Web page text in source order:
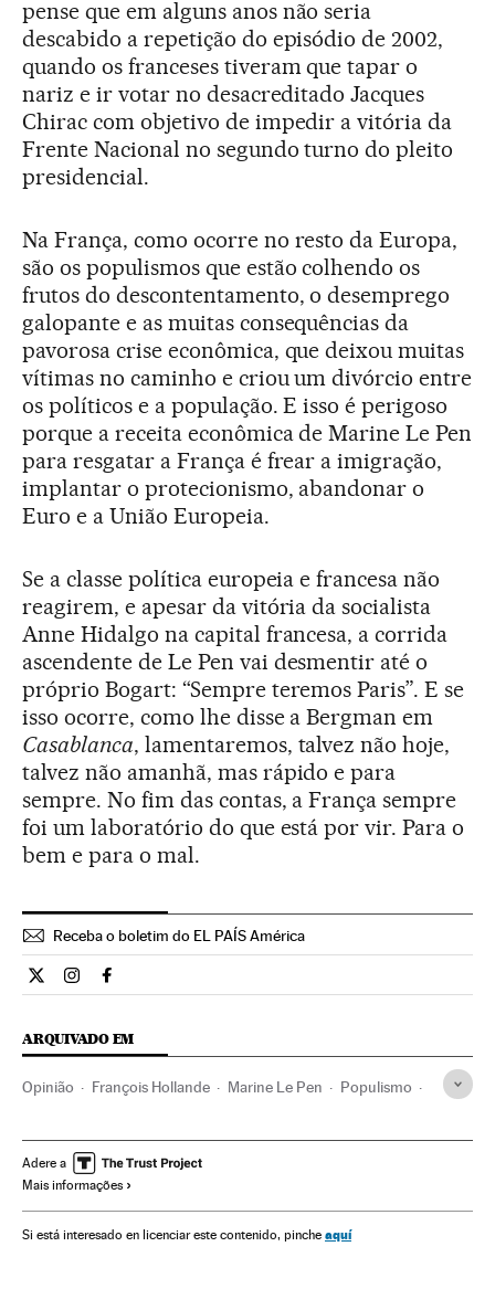
pense que em alguns anos não seria
descabido a repetição do episódio de 2002,
quando os franceses tiveram que tapar o
nariz e ir votar no desacreditado Jacques
Chirac com objetivo de impedir a vitória da
Frente Nacional no segundo turno do pleito
presidencial.
Na França, como ocorre no resto da Europa,
são os populismos que estão colhendo os
frutos do descontentamento, o desemprego
galopante e as muitas consequências da
pavorosa crise econômica, que deixou muitas
vítimas no caminho e criou um divórcio entre
os políticos e a população. E isso é perigoso
porque a receita econômica de Marine Le Pen
para resgatar a França é frear a imigração,
implantar o protecionismo, abandonar o
Euro e a União Europeia.
Se a classe política europeia e francesa não
reagirem, e apesar da vitória da socialista
Anne Hidalgo na capital francesa, a corrida
ascendente de Le Pen vai desmentir até o
próprio Bogart: “Sempre teremos Paris”. E se
isso ocorre, como lhe disse a Bergman em
Casablanca, lamentaremos, talvez não hoje,
talvez não amanhã, mas rápido e para
sempre. No fim das contas, a França sempre
foi um laboratório do que está por vir. Para o
bem e para o mal.
Receba o boletim do EL PAÍS América
Internacional El País Brasil en Twitter
Internacional El País Brasil en Instagram
Internacional El País Brasil en Facebook
ARQUIVADO EM
Opinião François Hollande Marine Le Pen Populismo
Mal-estar social Europa Ocidental
Problemas sociais
Sociedade
Adere a
Mais informações
Si está interesado en licenciar este contenido, pinche aquí